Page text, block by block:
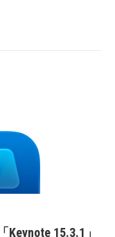
15.3.1」